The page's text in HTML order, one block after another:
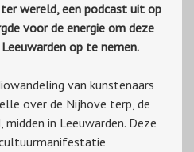
wereld, een podcast uit op
voor de energie om deze
op te nemen.
van kunstenaars
over de Nijhove terp, de
in Leeuwarden. Deze